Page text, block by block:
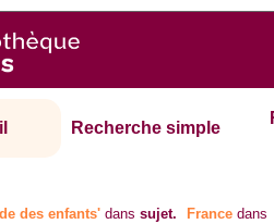
Recherche simple
des enfants' danssujet. France dans